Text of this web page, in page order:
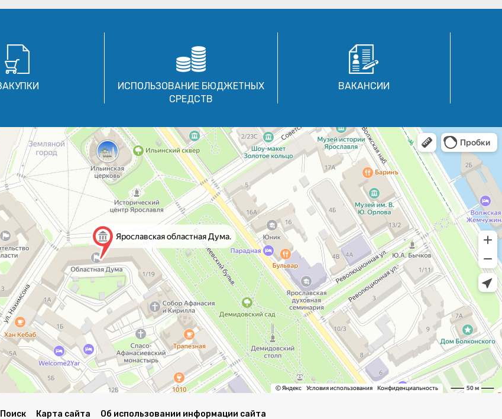
ИСПОЛЬЗОВАНИЕ БЮДЖЕТНЫХ
СРЕДСТВ
ВАКАНСИИ
Поиск Карта сайта Об использовании информации сайта